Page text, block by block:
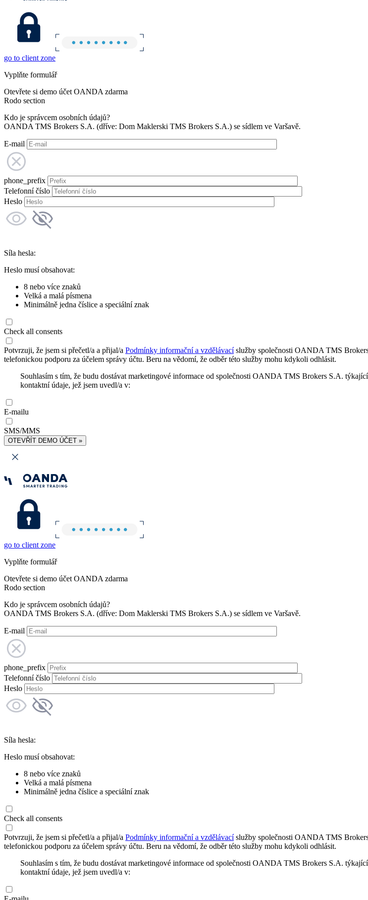
go to client zone
Vyplňte formulář
Otevřete si demo účet OANDA zdarma
Rodo section
Kdo je správcem osobních údajů?
OANDA TMS Brokers S.A. (dříve: Dom Maklerski TMS Brokers S.A.) se sídlem ve Varšavě.
E-mail
phone_prefix
Telefonní číslo
Heslo
Síla hesla:
Heslo musí obsahovat:
8 nebo více znaků
Velká a malá písmena
Minimálně jedna číslice a speciální znak
Check all consents
Potvrzuji, že jsem si přečetl/a a přijal/a Podmínky informační a vzdělávacíslužby společnosti OANDA TMS Brokers
telefonickou podporu za účelem správy účtu. Beru na vědomí, že odběr této služby mohu kdykoli odhlásit.
Souhlasím s tím, že budu dostávat marketingové informace od společnosti OANDA TMS Brokers S.A.
kontaktní údaje, jež jsem uvedl/a v:
E-mailu
SMS/MMS
OTEVŘÍT DEMO ÚČET »
go to client zone
Vyplňte formulář
Otevřete si demo účet OANDA zdarma
Rodo section
Kdo je správcem osobních údajů?
OANDA TMS Brokers S.A. (dříve: Dom Maklerski TMS Brokers S.A.) se sídlem ve Varšavě.
E-mail
phone_prefix
Telefonní číslo
Heslo
Síla hesla:
Heslo musí obsahovat:
8 nebo více znaků
Velká a malá písmena
Minimálně jedna číslice a speciální znak
Check all consents
Potvrzuji, že jsem si přečetl/a a přijal/a Podmínky informační a vzdělávacíslužby společnosti OANDA TMS Brokers
telefonickou podporu za účelem správy účtu. Beru na vědomí, že odběr této služby mohu kdykoli odhlásit.
Souhlasím s tím, že budu dostávat marketingové informace od společnosti OANDA TMS Brokers S.A.
kontaktní údaje, jež jsem uvedl/a v: